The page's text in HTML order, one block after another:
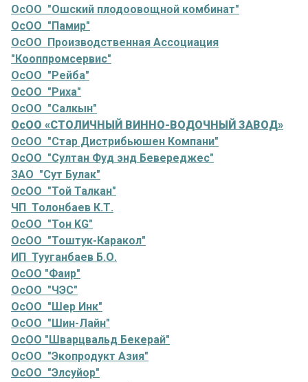
ОсОО "Ошский плодоовощной комбинат"
ОсОО "Памир"
ОсОО Производственная Ассоциация
"Кооппромсервис"
ОсОО "Рейба"
ОсОО "Риха"
ОсОО "Салкын"
ОсОО «СТОЛИЧНЫЙ ВИННО-ВОДОЧНЫЙ ЗАВОД»
ОсОО "Стар Дистрибьюшен Компани"
ОсОО "Султан Фуд энд Бевереджес"
ЗАО "Сут Булак"
ОсОО "Той Талкан"
ЧП Толонбаев К.Т.
ОсОО "Тон KG"
ОсОО "Тоштук-Каракол"
ИП Тууганбаев Б.О.
ОсОО "Фаир"
ОсОО "ЧЭС"
ОсОО "Шер Инк"
ОсОО "Шин-Лайн"
ОсОО "Шварцвальд Бекерай"
ОсОО "Экопродукт Азия"
ОсОО "Элсуйор"